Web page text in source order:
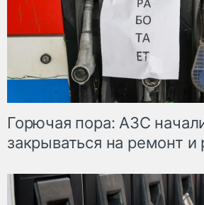
Горючая пора: АЗС
закрываться на ремонт и